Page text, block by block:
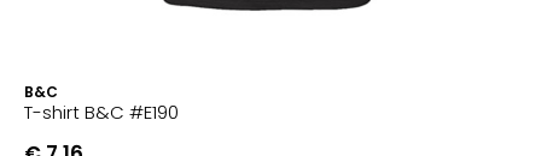
B&C
T-shirt B&C #E190